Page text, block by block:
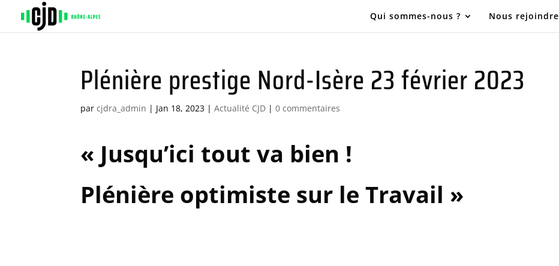
Qui sommes-nous ? Nous rejoindre
Plénière prestige Nord-Isère 23 février 2023
parcjdra_admin | Jan 18, 2023 |Actualité CJD |0 commentaires
« Jusqu’ici tout va bien !
Plénière optimiste sur le Travail »